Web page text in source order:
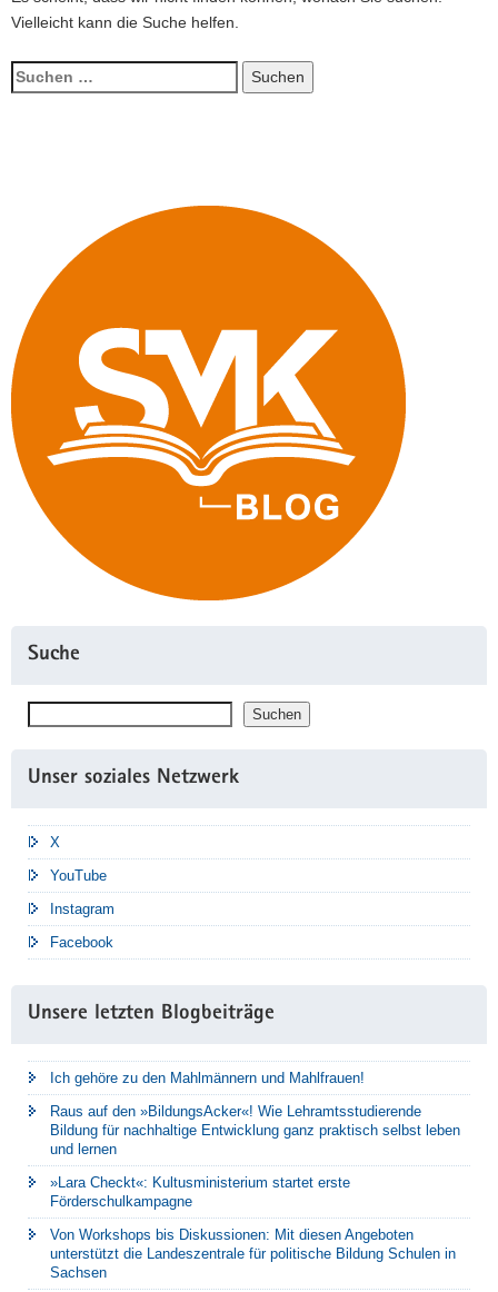
a
i
Vielleicht kann die Suche helfen.
Suchen
nach:
Suche
Suchen
Unser soziales Netzwerk
X
YouTube
Instagram
Facebook
Unsere letzten Blogbeiträge
Ich gehöre zu den Mahlmännern und Mahlfrauen!
Raus auf den »BildungsAcker«! Wie Lehramtsstudierende
Bildung für nachhaltige Entwicklung ganz praktisch selbst leben
und lernen
»Lara Checkt«: Kultusministerium startet erste
Förderschulkampagne
Von Workshops bis Diskussionen: Mit diesen Angeboten
unterstützt die Landeszentrale für politische Bildung Schulen in
Sachsen